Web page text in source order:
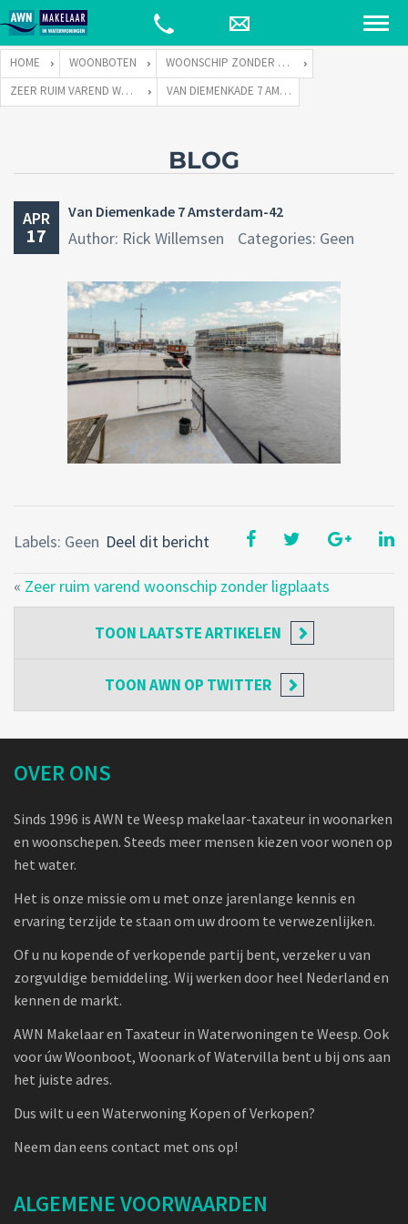
HOME WOONBOTEN
WOONSCHIP ZONDER LIGPLAATS
ZEER RUIM VAREND WOONSCHIP ZONDER LIGPLAATS
VAN DIEMENKADE 7 AMSTERDAM-42
BLOG
APR
17
Van Diemenkade 7 Amsterdam-42
Author: Rick Willemsen Categories: Geen
Deel dit bericht
Labels: Geen
« Zeer ruim varend woonschip zonder ligplaats
TOON LAATSTE ARTIKELEN
TOONAWN OP TWITTER
OVER ONS
Sinds 1996 is AWN te Weesp makelaar-taxateur in woonarken
en woonschepen. Steeds meer mensen kiezen voor wonen op
het water.
Het is onze missie om u met onze jarenlange kennis en
ervaring terzijde te staan om uw droom te verwezenlijken.
Of u nu kopende of verkopende partij bent, verzeker u van
zorgvuldige bemiddeling. Wij werken door heel Nederland en
kennen de markt.
AWN Makelaar en Taxateur in Waterwoningen te Weesp. Ook
voor úw Woonboot, Woonark of Watervilla bent u bij ons aan
het juiste adres.
Dus wilt u een Waterwoning Kopen of Verkopen?
Neem dan eens contact met ons op!
ALGEMENE VOORWAARDEN